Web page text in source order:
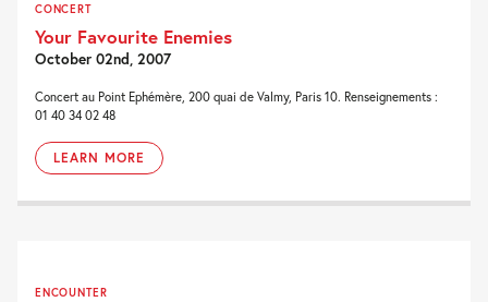
CONCERT
Your Favourite Enemies
October 02nd, 2007
Concert au Point Ephémère, 200 quai de Valmy, Paris 10. Renseignements :
01 40 34 02 48
LEARN MORE
ENCOUNTER